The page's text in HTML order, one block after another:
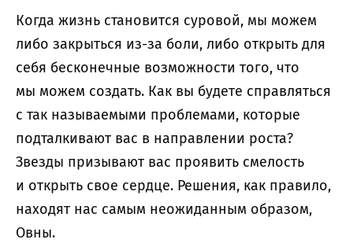
Когда жизнь становится суровой, мы можем
либо закрыться из-за боли, либо открыть для
себя бесконечные возможности того, что
мы можем создать. Как вы будете справляться
с так называемыми проблемами, которые
подталкивают вас в направлении роста?
Звезды призывают вас проявить смелость
и открыть свое сердце. Решения, как правило,
находят нас самым неожиданным образом,
Овны.